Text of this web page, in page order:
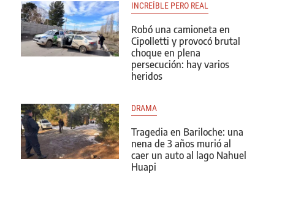
INCREÍBLE PERO REAL
Robó una camioneta en
Cipolletti y provocó brutal
choque en plena
persecución: hay varios
heridos
DRAMA
Tragedia en Bariloche: una
nena de 3 años murió al
caer un auto al lago Nahuel
Huapi